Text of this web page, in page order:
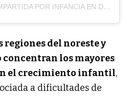
UNA PUBLICACIÓN COMPARTIDA POR INFANCIA EN DEUDA (@INFANCIAENDEUDAORG)
regiones del noreste y
los mayores
el crecimiento infantil,
a dificultades de